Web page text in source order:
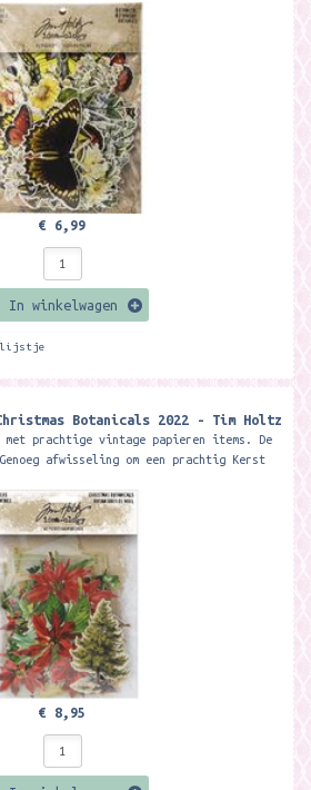
€ 6,99
In winkelwagen
Botanicals 2022 - Tim Holtz
prachtige vintage papieren items. De
afwisseling om een prachtig Kerst
€ 8,95